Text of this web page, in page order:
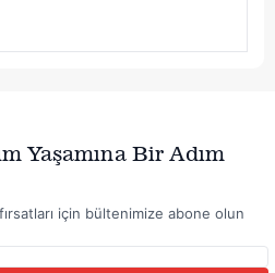
Yaşamına Bir Adım
için bültenimize abone olun